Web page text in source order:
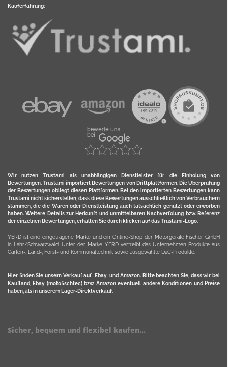
Kauferfahrung:
Wir nutzen Trustami als unabhängigen Dienstleister für die Einholung von
Bewertungen. Trustami importiert Bewertungen von Drittplattformen. Die Überprüfung
der Bewertungen obliegt diesen Plattformen. Bei den importierten Bewertungen kann
Trustami nicht sicherstellen, dass diese Bewertungen ausschließlich von Verbrauchern
stammen, die die Waren oder Dienstleistung auch tatsächlich genutzt oder erworben
haben. Weitere Details zur Herkunft und unmittelbaren Nachverfolung bzw. Referenz
der einzelnen Bewertungen, erhalten Sie durch klicken auf das Trustami-Logo.
YERD ist eine eingetragene Marke und ein Online-Shop der Motorgeräte Fischer GmbH
in Lahr/Schwarzwald. Unter der Marke YERD vertreibt das Unternehmen Produkte aus
Garten-, Land-, Forst- und Kommunaltechnik sowie ausgewählte D2C-Produkte.
Hier finden Sie unsern Verkauf auf Ebayund Amazon. Bitte beachten Sie, dass wir bei
Kaufland, Ebay (motofischtec) bzw. Amazon eventuell andere Konditionen und Preise
haben, als in unserem Lager-Direktverkauf.
Sicher, bequem und flexibel kaufen...